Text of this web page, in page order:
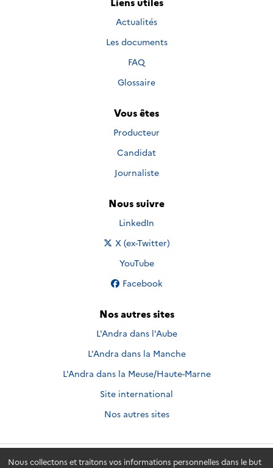
Nous collectons et traitons vos informations personnelles dans le but
Actualités
Les documents
FAQ
Glossaire
Vous êtes
Producteur
Candidat
Journaliste
Nous suivre
Nous suivre sur
LinkedIn
Nous suivre sur
X (ex-Twitter)
Nous suivre sur
YouTube
Nous suivre sur
Facebook
Nos autres sites
L'Andra dans l'Aube
L'Andra dans la Manche
L'Andra dans la Meuse/Haute-Marne
Site international
Nos autres sites
Andra.fr © 2026 - Andra. Tous droits réservés.